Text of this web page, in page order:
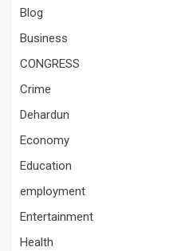
Blog
Business
CONGRESS
Crime
Dehardun
Economy
Education
employment
Entertainment
Health